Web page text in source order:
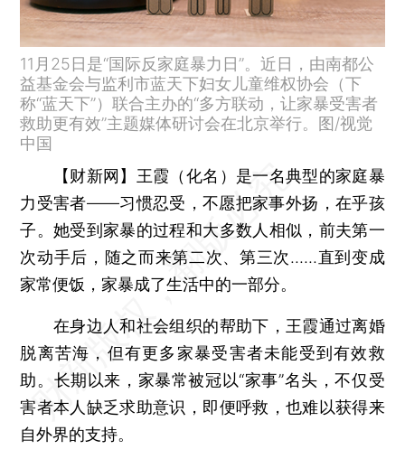
11月25日是“国际反家庭暴力日”。近日，由南都公
益基金会与监利市蓝天下妇女儿童维权协会（下
称“蓝天下”）联合主办的“多方联动，让家暴受害者
救助更有效”主题媒体研讨会在北京举行。图/视觉
中国
【财新网】 王霞（化名）是一名典型的家庭暴
力受害者——习惯忍受，不愿把家事外扬，在乎孩
子。她受到家暴的过程和大多数人相似，前夫第一
次动手后，随之而来第二次、第三次......直到变成
家常便饭，家暴成了生活中的一部分。
在身边人和社会组织的帮助下，王霞通过离婚
脱离苦海，但有更多家暴受害者未能受到有效救
助。长期以来，家暴常被冠以“家事”名头，不仅受
害者本人缺乏求助意识，即便呼救，也难以获得来
自外界的支持。